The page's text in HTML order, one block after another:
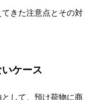
きた注意点とその対
ケース
して、預け荷物に商